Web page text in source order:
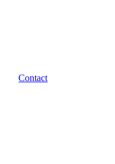
Contact